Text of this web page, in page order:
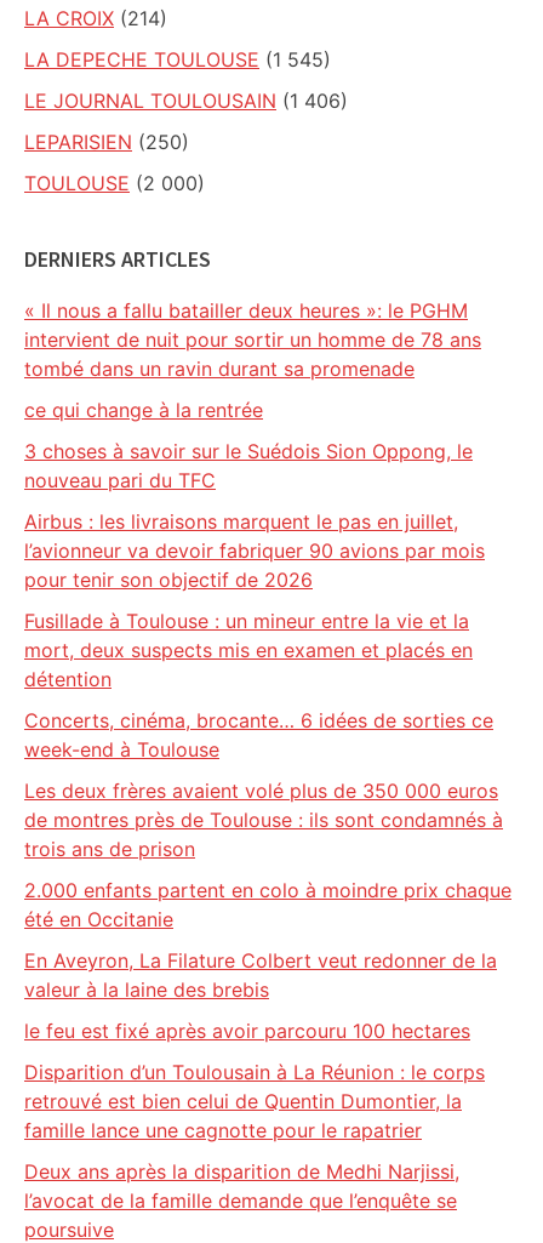
LA CROIX (214)
LA DEPECHE TOULOUSE (1 545)
LE JOURNAL TOULOUSAIN (1 406)
LEPARISIEN (250)
TOULOUSE (2 000)
DERNIERS ARTICLES
« Il nous a fallu batailler deux heures »: le PGHM
intervient de nuit pour sortir un homme de 78 ans
tombé dans un ravin durant sa promenade
ce qui change à la rentrée
3 choses à savoir sur le Suédois Sion Oppong, le
nouveau pari du TFC
Airbus : les livraisons marquent le pas en juillet,
l’avionneur va devoir fabriquer 90 avions par mois
pour tenir son objectif de 2026
Fusillade à Toulouse : un mineur entre la vie et la
mort, deux suspects mis en examen et placés en
détention
Concerts, cinéma, brocante… 6 idées de sorties ce
week-end à Toulouse
Les deux frères avaient volé plus de 350 000 euros
de montres près de Toulouse : ils sont condamnés à
trois ans de prison
2.000 enfants partent en colo à moindre prix chaque
été en Occitanie
En Aveyron, La Filature Colbert veut redonner de la
valeur à la laine des brebis
le feu est fixé après avoir parcouru 100 hectares
Disparition d’un Toulousain à La Réunion : le corps
retrouvé est bien celui de Quentin Dumontier, la
famille lance une cagnotte pour le rapatrier
Deux ans après la disparition de Medhi Narjissi,
l’avocat de la famille demande que l’enquête se
poursuive